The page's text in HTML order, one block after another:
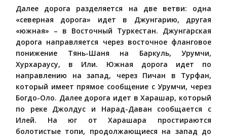
Далее дорога разделяется на две ветви: одна
«северная дорога» идет в Джунгарию, другая
«южная» – в Восточный Туркестан. Джунгарская
дорога направляется через восточное фланговое
понижение Тянь-Шаня на Баркуль, Урумчи,
Хурхараусу, в Или. Южная дорога идет по
направлению на запад, через Пичан в Турфан,
который имеет прямое сообщение с Урумчи, через
Богдо-Оло. Далее дорога идет в Харашар, который
по реке Джолдус и Нарад-Даван сообщается с
Илей. На юг от Харашара простираются
болотистые топи, продолжающиеся на запад до